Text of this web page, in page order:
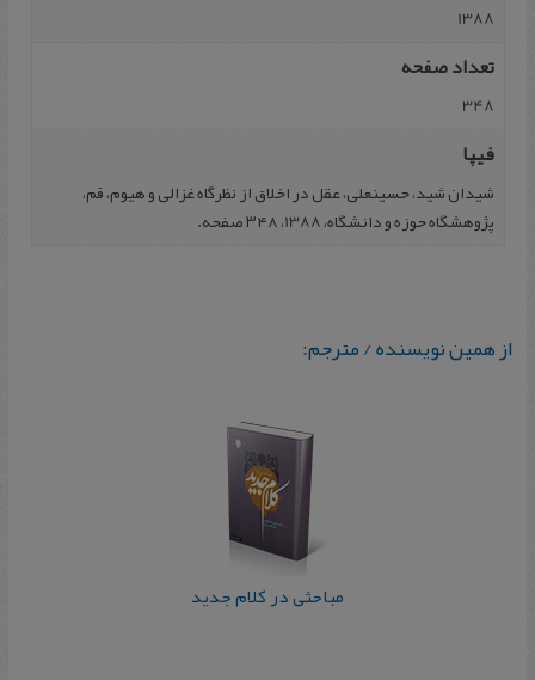
1388
تعداد صفحه
348
فیپا
شیدان‌ شید، حسینعلی‌، عقل‌ در اخلاق‌ از نظرگاه‌ غزالی‌ و هیوم‌، قم‌،
پژوهشگاه حوزه‌ و دانشگاه‌، 1388، ۳۴۸ صفحه.
از همین نویسنده / مترجم:
مباحثی در کلام جدید